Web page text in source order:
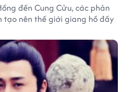
đến Cung Cửu, các phản
tạo nên thế giới giang hồ đầy